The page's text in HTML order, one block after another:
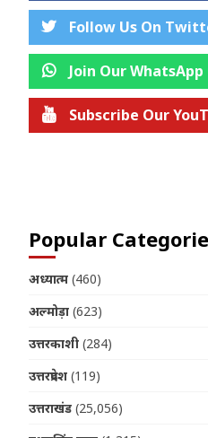
Follow Us On
Join Our WhatsApp
Subscribe Our
Popular
अध्यात्म (460)
अल्मोड़ा (623)
उत्तरकाशी (284)
उत्तरप्रदेश (119)
उत्तराखंड (25,056)